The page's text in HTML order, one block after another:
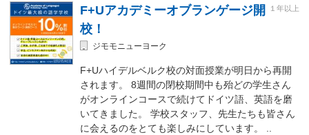
F+Uアカデミーオブランゲージ開
校！
１年以上
ジモモニューヨーク
F+Uハイデルベルク校の対面授業が明日から再開
されます。 8週間の閉校期間中も殆どの学生さん
がオンラインコースで続けてドイツ語、英語を磨
いてきました。 学校スタッフ、先生たちも皆さん
に会えるのをとても楽しみにしています。 ..